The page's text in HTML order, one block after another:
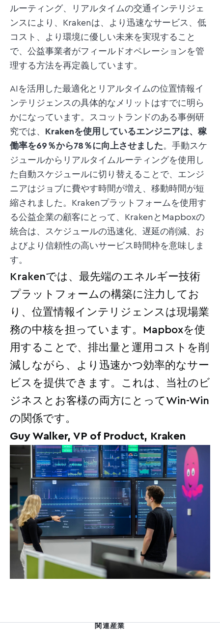
ルーティング、リアルタイムの交通インテリジェ
ンスにより、Krakenは、より迅速なサービス、低
コスト、より環境に優しい未来を実現すること
で、公益事業者がフィールドオペレーションを管
理する方法を再定義しています。
AIを活用した最適化とリアルタイムの位置情報イ
ンテリジェンスの具体的なメリットはすでに明ら
かになっています。スコットランドのある事例研
究では、
Krakenを使用しているエンジニアは、稼
働率を69％から78％に向上させました。手動スケ
ジュールからリアルタイムルーティングを使用し
た自動スケジュールに切り替えることで、エンジ
ニアはジョブに費やす時間が増え、移動時間が短
縮されました。Krakenプラットフォームを使用す
る公益企業の顧客にとって、KrakenとMapboxの
統合は、スケジュールの迅速化、遅延の削減、お
よびより信頼性の高いサービス時間枠を意味しま
す。
Krakenでは、最先端のエネルギー技術
プラットフォームの構築に注力してお
り、位置情報インテリジェンスは現場業
務の中核を担っています。Mapboxを使
用することで、排出量と運用コストを削
減しながら、より迅速かつ効率的なサー
ビスを提供できます。これは、当社のビ
ジネスとお客様の両方にとってWin-Win
の関係です。
Guy Walker, VP of Product, Kraken
関連産業